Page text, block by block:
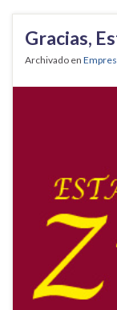
Gracias,
Archivado en